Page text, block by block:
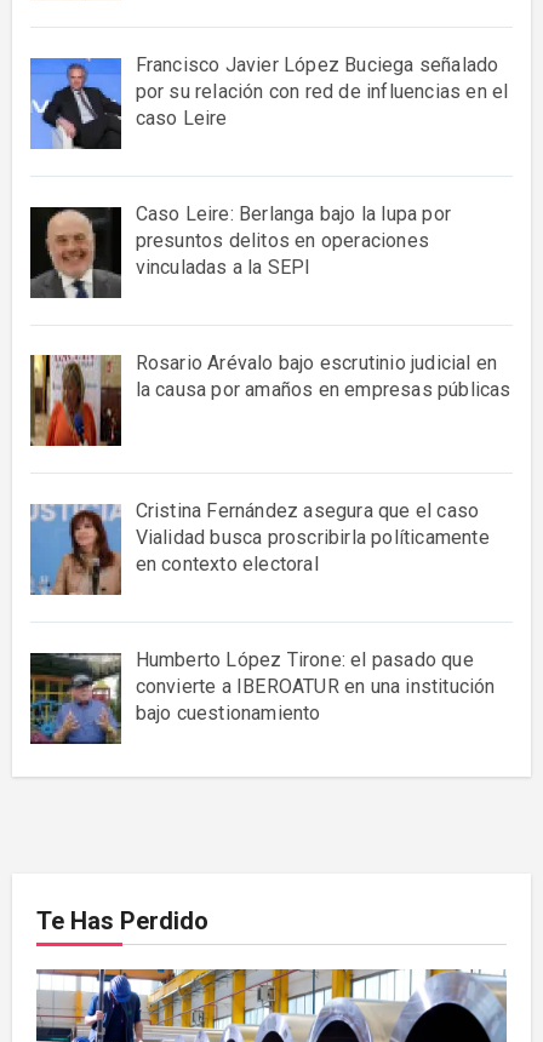
Francisco Javier López Buciega señalado
por su relación con red de influencias en el
caso Leire
Caso Leire: Berlanga bajo la lupa por
presuntos delitos en operaciones
vinculadas a la SEPI
Rosario Arévalo bajo escrutinio judicial en
la causa por amaños en empresas públicas
Cristina Fernández asegura que el caso
Vialidad busca proscribirla políticamente
en contexto electoral
Humberto López Tirone: el pasado que
convierte a IBEROATUR en una institución
bajo cuestionamiento
Te Has Perdido